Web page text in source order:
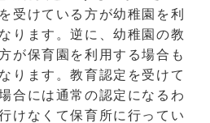
受けている方が幼稚園を利
ります。逆に、幼稚園の教
が保育園を利用する場合も
ります。教育認定を受けて
合には通常の認定になるわ
けなくて保育所に行ってい